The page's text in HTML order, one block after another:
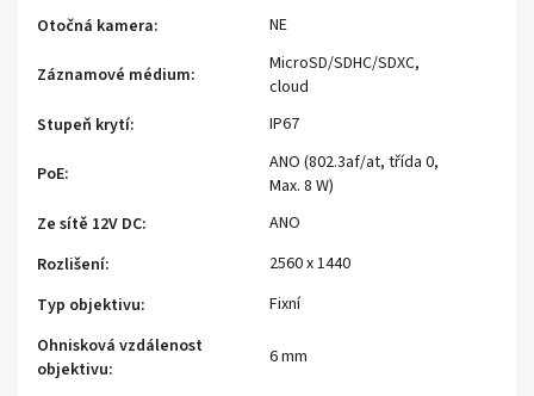
Otočná kamera: NE
Záznamové médium:
MicroSD/SDHC/SDXC,
cloud
Stupeň krytí: IP67
PoE:
ANO (802.3af/at, třída 0,
Max. 8 W)
Ze sítě 12V DC:
ANO
Rozlišení:
2560 x 1440
Typ objektivu:
Fixní
Ohnisková vzdálenost
objektivu:
6 mm